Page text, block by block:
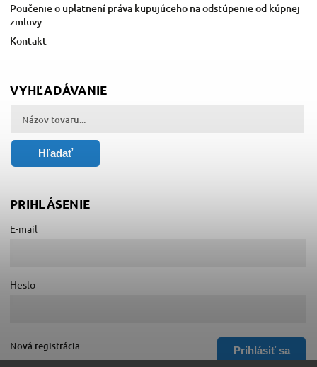
Poučenie o uplatnení práva kupujúceho na odstúpenie od kúpnej
zmluvy
Kontakt
VYHĽADÁVANIE
Hľadať
PRIHLÁSENIE
E-mail
Heslo
Prihlásiť sa
Nová registrácia
Zabudnuté heslo